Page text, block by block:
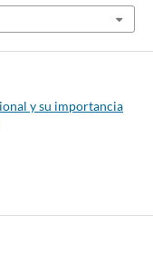
y su importancia